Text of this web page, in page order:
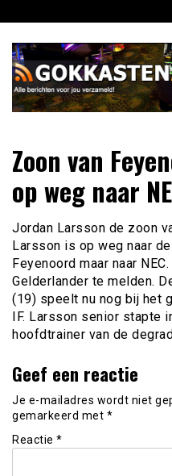
naar
inhoud
Gokkasten
voor jou verzameld
Zoon van
op weg naar
Jordan Larsson de zoon
Larsson is op weg naar
Feyenoord maar naar
Gelderlander te melden.
(19) speelt nu nog bij het
IF. Larsson senior stapte
hoofdtrainer van de
Geef een reactie
Je e-mailadres wordt niet
gemarkeerd met *
Reactie *